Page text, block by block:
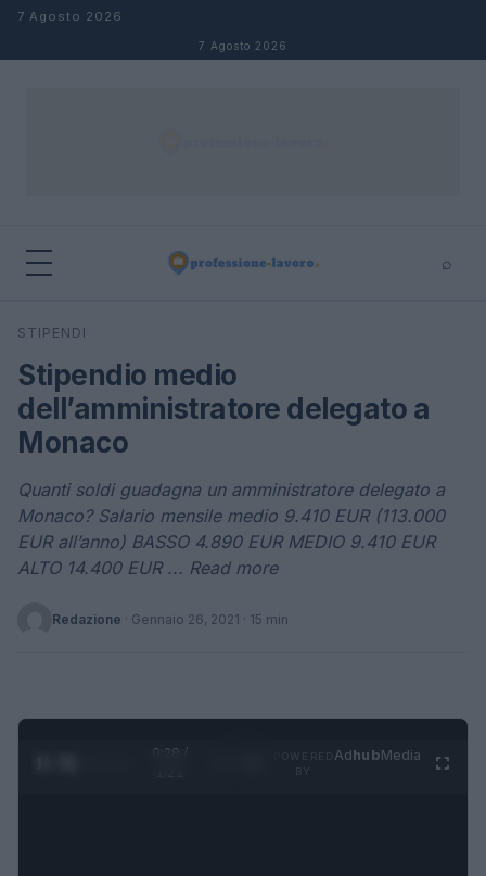
Salta al contenuto
7 Agosto 2026
7 Agosto 2026
⌕
Cerca
STIPENDI
Stipendio medio
dell’amministratore delegato a
Monaco
Quanti soldi guadagna un amministratore delegato a
Monaco? Salario mensile medio 9.410 EUR (113.000
EUR all’anno) BASSO 4.890 EUR MEDIO 9.410 EUR
ALTO 14.400 EUR ... Read more
Redazione · Gennaio 26, 2021 · 15 min
0:29 /
AdhubMedia